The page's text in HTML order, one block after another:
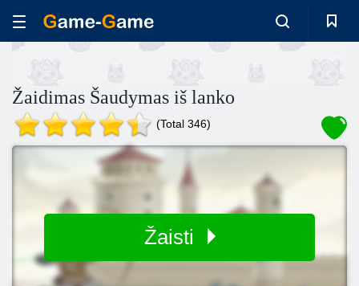
Žaidimas Šaudymas iš lanko
(Total 346)
Žaisti